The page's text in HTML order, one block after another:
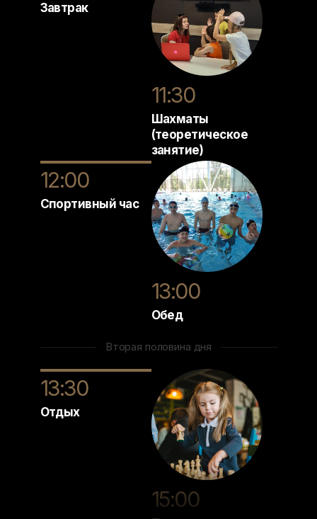
Завтрак
11:30
Шахматы
(теоретическое
занятие)
12:00
Спортивный час
13:00
Обед
Вторая половина дня
13:30
Отдых
15:00